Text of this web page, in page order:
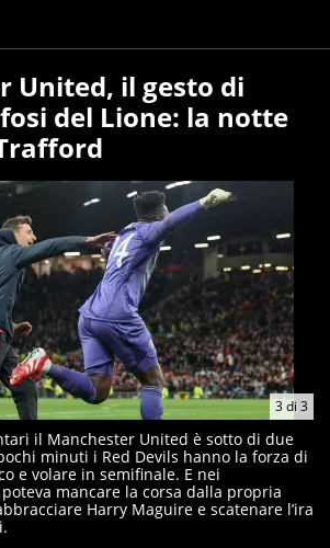
United, il gesto di
del Lione: la notte
3di 3
il Manchester United è sotto di due
minuti i Red Devils hanno la forza di
e volare in semifinale. E nei
mancare la corsa dalla propria
Harry Maguire e scatenare l’ira